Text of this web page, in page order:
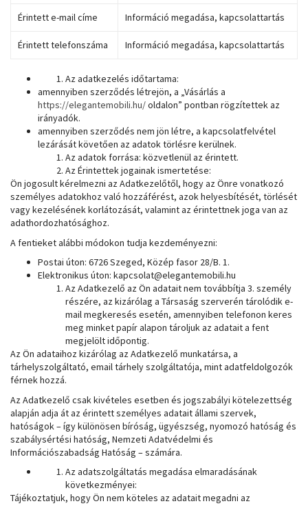
Érintett e-mail címe Információ megadása, kapcsolattartás
Érintett telefonszáma Információ megadása, kapcsolattartás
Az adatkezelés időtartama:
amennyiben szerződés létrejön, a „Vásárlás a
https://elegantemobili.hu/oldalon” pontban rögzítettek az
irányadók.
amennyiben szerződés nem jön létre, a kapcsolatfelvétel
lezárását követően az adatok törlésre kerülnek.
Az adatok forrása: közvetlenül az érintett.
Az Érintettek jogainak ismertetése:
Ön jogosult kérelmezni az Adatkezelőtől, hogy az Önre vonatkozó
személyes adatokhoz való hozzáférést, azok helyesbítését, törlését
vagy kezelésének korlátozását, valamint az érintettnek joga van az
adathordozhatósághoz.
A fentieket alábbi módokon tudja kezdeményezni:
Postai úton: 6726 Szeged, Közép fasor 28/B. 1.
Elektronikus úton: kapcsolat@elegantemobili.hu
Az Adatkezelő az Ön adatait nem továbbítja 3. személy
részére, az kizárólag a Társaság szerverén tárolódik e-
mail megkeresés esetén, amennyiben telefonon keres
meg minket papír alapon tároljuk az adatait a fent
megjelölt időpontig.
Az Ön adataihoz kizárólag az Adatkezelő munkatársa, a
tárhelyszolgáltató, email tárhely szolgáltatója, mint adatfeldolgozók
férnek hozzá.
Az Adatkezelő csak kivételes esetben és jogszabályi kötelezettség
alapján adja át az érintett személyes adatait állami szervek,
hatóságok – így különösen bíróság, ügyészség, nyomozó hatóság és
szabálysértési hatóság, Nemzeti Adatvédelmi és
Információszabadság Hatóság – számára.
Az adatszolgáltatás megadása elmaradásának
következményei:
Tájékoztatjuk, hogy Ön nem köteles az adatait megadni az